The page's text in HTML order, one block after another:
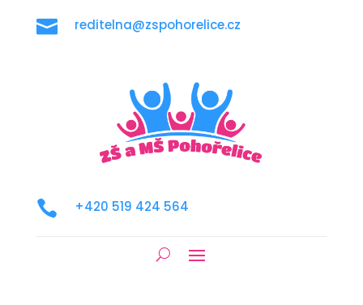
 reditelna@zspohorelice.cz
 +420 519 424 564